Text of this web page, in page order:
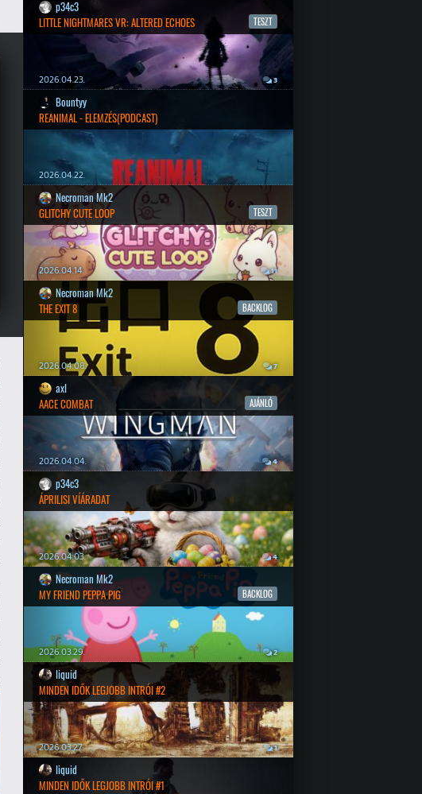
p34c3
LITTLE NIGHTMARES VR: ALTERED ECHOES
TESZT
2026.04.23. 3
Bountyy
REANIMAL - ELEMZÉS(PODCAST)
2026.04.22.
Necroman Mk2
GLITCHY CUTE LOOP
TESZT
2026.04.14. 11
Necroman Mk2
THE EXIT 8
BACKLOG
2026.04.08. 7
axl
AACE COMBAT
AJÁNLÓ
2026.04.04. 4
p34c3
ÁPRILISI VÍÁRADAT
2026.04.03. 4
Necroman Mk2
MY FRIEND PEPPA PIG
BACKLOG
2026.03.29. 2
liquid
MINDEN IDŐK LEGJOBB INTRÓI #2
2026.03.27. 1
liquid
MINDEN IDŐK LEGJOBB INTRÓI #1